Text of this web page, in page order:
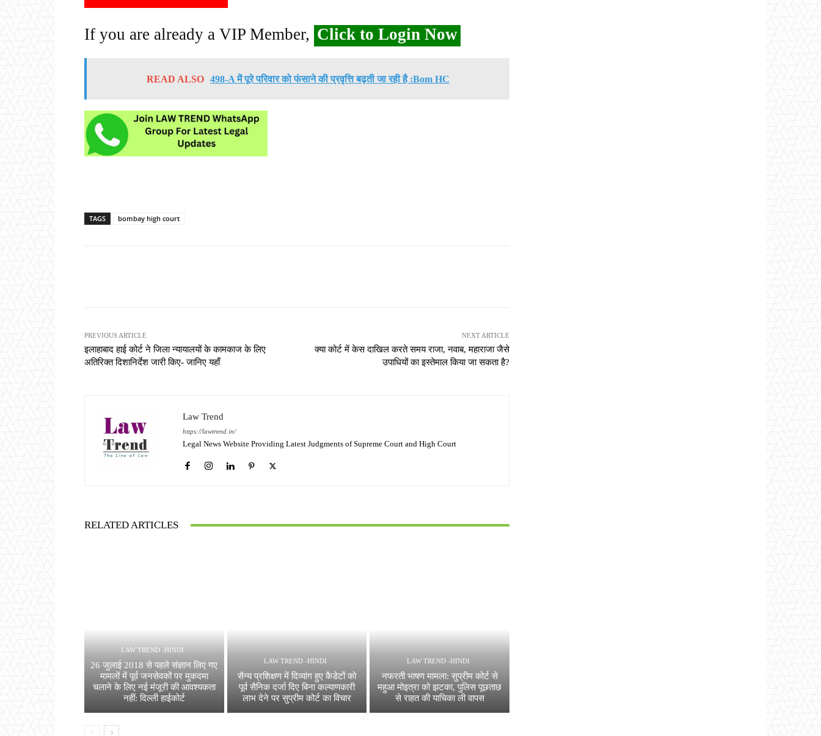
If you are already a VIP Member, Click to Login Now
READ ALSO 498-A में पूरे परिवार को फंसाने की प्रवृत्ति बढ़ती जा रही है :Bom HC
TAGS bombay high court
PREVIOUS ARTICLE
इलाहाबाद हाई कोर्ट ने जिला न्यायालयों के कामकाज के लिए
अतिरिक्त दिशानिर्देश जारी किए- जानिए यहाँ
NEXT ARTICLE
क्या कोर्ट में केस दाखिल करते समय राजा, नवाब, महाराजा जैसे
उपाधियों का इस्तेमाल किया जा सकता है?
Law Trend
https://lawtrend.in/
Legal News Website Providing Latest Judgments of Supreme Court and High Court
RELATED ARTICLES
LAW TREND -HINDI
26 जुलाई 2018 से पहले संज्ञान लिए गए
मामलों में पूर्व जनसेवकों पर मुकदमा
चलाने के लिए नई मंजूरी की आवश्यकता
नहीं: दिल्ली हाईकोर्ट
LAW TREND -HINDI
सैन्य प्रशिक्षण में दिव्यांग हुए कैडेटों को
पूर्व सैनिक दर्जा दिए बिना कल्याणकारी
लाभ देने पर सुप्रीम कोर्ट का विचार
LAW TREND -HINDI
नफरती भाषण मामला: सुप्रीम कोर्ट से
महुआ मोइत्रा को झटका, पुलिस पूछताछ
से राहत की याचिका ली वापस